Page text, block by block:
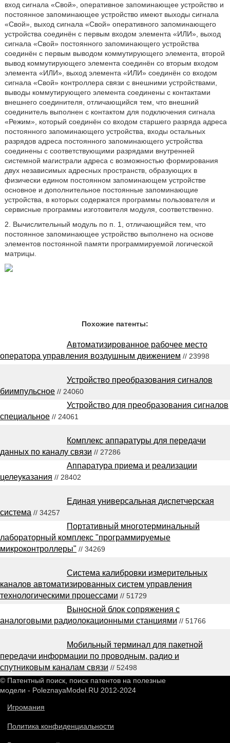
вход сигнала «Свой», оперативное запоминающее устройство и
постоянное запоминающее устройство имеют выходы сигнала
«Свой», выход сигнала «Свой» оперативного запоминающего
устройства соединён с первым входом элемента «ИЛИ», выход
сигнала «Свой» постоянного запоминающего устройства
соединён с первым выводом коммутирующего элемента, второй
вывод коммутирующего элемента соединён со вторым входом
элемента «ИЛИ», выход элемента «ИЛИ» соединён со входом
сигнала «Свой» контроллера связи с внешними устройствами,
выводы коммутирующего элемента соединены с контактами
внешнего соединителя, отличающийся тем, что внешний
соединитель выполнен с контактом для подключения сигнала
«Режим», который соединён со входом старшего разряда адреса
постоянного запоминающего устройства, входы остальных
разрядов адреса постоянного запоминающего устройства
соединены с соответствующими разрядами внутренней
системной магистрали адреса с возможностью формирования
двух независимых адресных пространств, образующих в
физически едином постоянном запоминающем устройстве
основное и дополнительное постоянные запоминающие
устройства, в которых содержатся программы пользователя и
сервисные программы изготовителя модуля, соответственно.
2. Вычислительный модуль по п. 1, отличающийся тем, что
постоянное запоминающее устройство выполнено на основе
элементов постоянной памяти программируемой логической
матрицы.
Похожие патенты:
Автоматизированное рабочее место
оператора управления воздушным движением // 23998
Устройство преобразования сигналов
биимпульсное // 24060
Устройство для преобразования сигналов
специальное // 24061
Комплекс аппаратуры для передачи
данных по каналу связи // 27286
Аппаратура приема и реализации
целеуказания // 28402
Единая универсальная диспетчерская
система // 34257
Портативный многотерминальный
лабораторный комплекс "программируемые
микроконтроллеры" // 34269
Система калибровки измерительных
каналов автоматизированных систем управления
технологическими процессами // 51729
Выносной блок сопряжения с
аналоговыми радиолокационными станциями // 51766
Мобильный терминал для пакетной
передачи информации по проводным, радио и
спутниковым каналам связи // 52498
© Патентный поиск, поиск патентов на полезные
модели - PoleznayaModel.RU 2012-2024
Игромания
Политика конфиденциальности